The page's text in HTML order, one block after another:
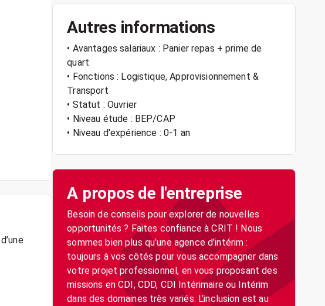
Autres informations
• Avantages salariaux : Panier repas + prime de
quart
• Fonctions : Logistique, Approvisionnement &
Transport
• Statut : Ouvrier
• Niveau étude : BEP/CAP
• Niveau d'expérience : 0-1 an
A propos de l'entreprise
Besoin de conseils pour explorer de nouvelles
opportunités ? Faites confiance à CRIT ! Nous
sommes bien plus qu’une agence d’intérim :
toujours à vos côtés pour vous accompagner dans
votre projet professionnel, en vous proposant des
missions en CDI, CDD, CDI Intérimaire ou Intérim
dans des domaines très variés. L’inclusion est au